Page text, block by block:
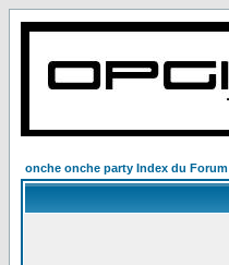
onche onche party Index du Forum